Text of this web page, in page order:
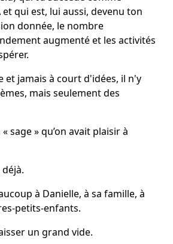
et qui est, lui aussi, devenu ton
donnée, le nombre
augmenté et les activités
et jamais à court d'idées, il n'y
mais seulement des
sage » qu’on avait plaisir à
à Danielle, à sa famille, à
petits-enfants.
un grand vide.